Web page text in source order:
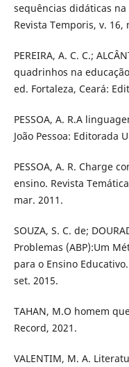
sequências didáticas
Revista Temporis, v. 16,
PEREIRA, A. C. C.;
quadrinhos na
ed. Fortaleza, Ceará:
PESSOA, A. R.A
João Pessoa: Editorada
PESSOA, A. R. Charge
ensino. Revista
mar. 2011.
SOUZA, S. C. de;
Problemas (ABP):Um
para o Ensino
set. 2015.
TAHAN, M.O homem
Record, 2021.
VALENTIM, M. A.